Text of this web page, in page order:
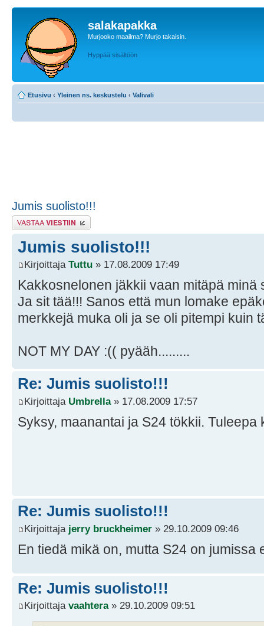
salakapakka
Murjooko maailma? Murjo takaisin.
Hyppää sisältöön
Etusivu ‹ Yleinen ns. keskustelu ‹ Valivali
Jumis suolisto!!!
Lähetä vastaus
Jumis suolisto!!!
Kirjoittaja Tuttu » 17.08.2009 17:49
Kakkosnelonen jäkkii vaan mitäpä minä
Ja sit tää!!! Sanos että mun lomake
merkkejä muka oli ja se oli pitempi kuin
NOT MY DAY :(( pyääh.........
Re: Jumis suolisto!!!
Kirjoittaja Umbrella» 17.08.2009 17:57
Syksy, maanantai ja S24 tökkii. Tuleepa
Re: Jumis suolisto!!!
Kirjoittaja jerry bruckheimer » 29.10.2009 09:46
En tiedä mikä on, mutta S24 on jumissa
Re: Jumis suolisto!!!
Kirjoittaja vaahtera» 29.10.2009 09:51